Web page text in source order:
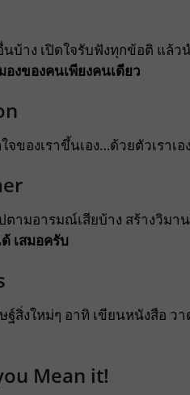
บ้าง เปิดใจรับฟังทุกข้อติ แล้
งของคนเพียงคนเดียว
จของเราขึ้นเอง…ด้วยตัวเราเอง
ามอารมณ์เสียบ้าง สร้างวิม
เสมอครับ
ฐ์สิ่งใหม่ๆ อาทิ เขียนหนังสือ
Mean it!